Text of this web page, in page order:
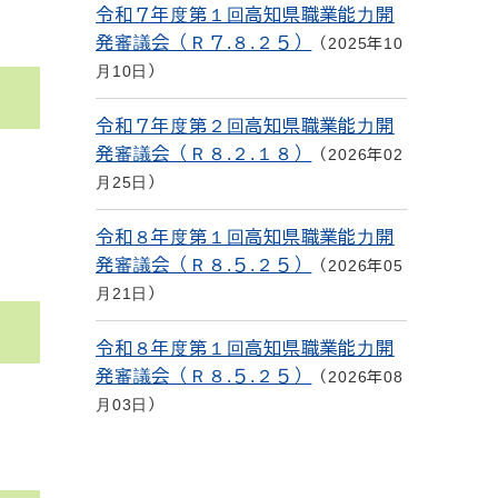
令和７年度第１回高知県職業能力開
発審議会（Ｒ７.８.２５）
2025年10
月10日
令和７年度第２回高知県職業能力開
発審議会（Ｒ８.２.１８）
2026年02
月25日
令和８年度第１回高知県職業能力開
発審議会（Ｒ８.５.２５）
2026年05
月21日
令和８年度第１回高知県職業能力開
発審議会（Ｒ８.５.２５）
2026年08
月03日